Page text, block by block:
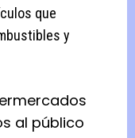
que
y
al público